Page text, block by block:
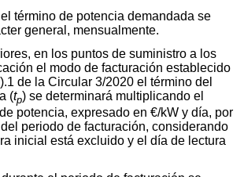
término de potencia demandada se
general, mensualmente.
en los puntos de suministro a los
el modo de facturación establecido
de la Circular 3/2020 el término del
(tp) se determinará multiplicando el
potencia, expresado en €/kW y día, por
periodo de facturación, considerando
inicial está excluido y el día de lectura